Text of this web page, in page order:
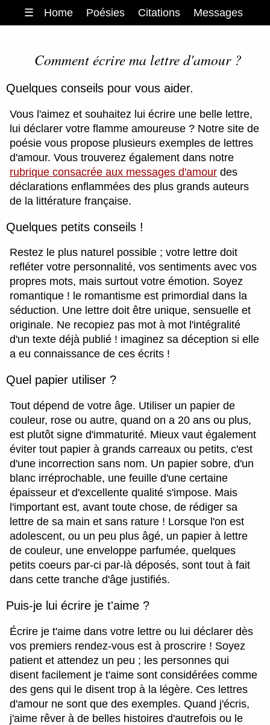
☰ Home Poésies Citations Messages
Comment écrire ma lettre d'amour ?
Quelques conseils pour vous aider.
Vous l'aimez et souhaitez lui écrire une belle lettre,
lui déclarer votre flamme amoureuse ? Notre site de
poésie vous propose plusieurs exemples de lettres
d'amour. Vous trouverez également dans notre
rubrique consacrée aux messages d'amour des
déclarations enflammées des plus grands auteurs
de la littérature française.
Quelques petits conseils !
Restez le plus naturel possible ; votre lettre doit
refléter votre personnalité, vos sentiments avec vos
propres mots, mais surtout votre émotion. Soyez
romantique ! le romantisme est primordial dans la
séduction. Une lettre doit être unique, sensuelle et
originale. Ne recopiez pas mot à mot l'intégralité
d'un texte déjà publié ! imaginez sa déception si elle
a eu connaissance de ces écrits !
Quel papier utiliser ?
Tout dépend de votre âge. Utiliser un papier de
couleur, rose ou autre, quand on a 20 ans ou plus,
est plutôt signe d'immaturité. Mieux vaut également
éviter tout papier à grands carreaux ou petits, c'est
d'une incorrection sans nom. Un papier sobre, d'un
blanc irréprochable, une feuille d'une certaine
épaisseur et d'excellente qualité s'impose. Mais
l'important est, avant toute chose, de rédiger sa
lettre de sa main et sans rature ! Lorsque l'on est
adolescent, ou un peu plus âgé, un papier à lettre
de couleur, une enveloppe parfumée, quelques
petits coeurs par-ci par-là déposés, sont tout à fait
dans cette tranche d'âge justifiés.
Puis-je lui écrire je t'aime ?
Écrire je t'aime dans votre lettre ou lui déclarer dès
vos premiers rendez-vous est à proscrire ! Soyez
patient et attendez un peu ; les personnes qui
disent facilement je t'aime sont considérées comme
des gens qui le disent trop à la légère. Ces lettres
d'amour ne sont que des exemples. Quand j'écris,
j'aime rêver à de belles histoires d'autrefois ou le